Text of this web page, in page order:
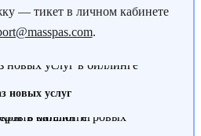
— тикет в личном кабинете
.
новых услуг